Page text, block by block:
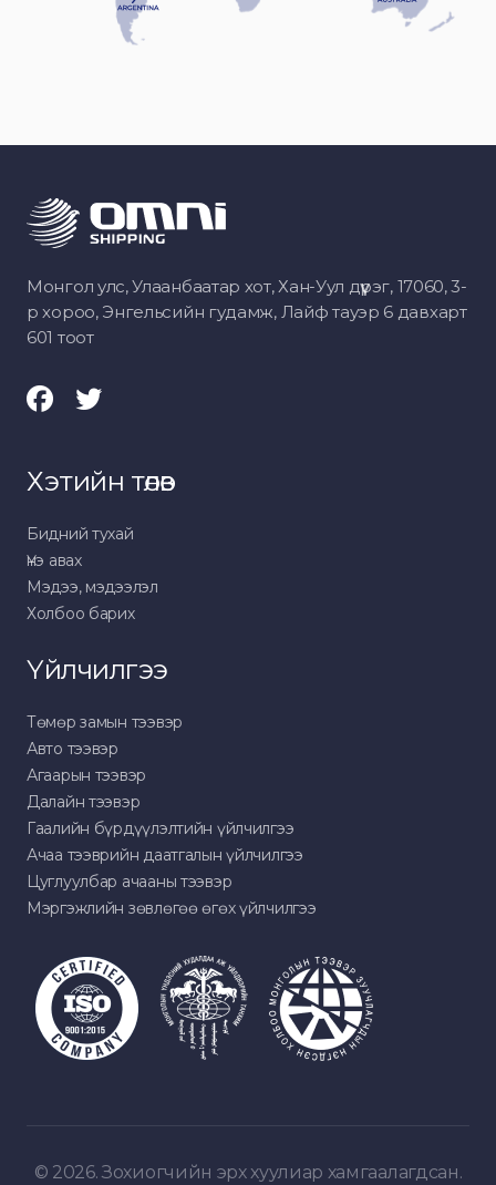
Монгол улс, Улаанбаатар хот, Хан-Уул дүүрэг, 17060, 3-
р хороо, Энгельсийн гудамж, Лайф тауэр 6 давхарт
601 тоот
Хэтийн төлөв
Бидний тухай
Үнэ авах
Мэдээ, мэдээлэл
Холбоо барих
Үйлчилгээ
Төмөр замын тээвэр
Авто тээвэр
Агаарын тээвэр
Далайн тээвэр
Гаалийн бүрдүүлэлтийн үйлчилгээ
Ачаа тээврийн даатгалын үйлчилгээ
Цуглуулбар ачааны тээвэр
Мэргэжлийн зөвлөгөө өгөх үйлчилгээ
© 2026. Зохиогчийн эрх хуулиар хамгаалагдсан.